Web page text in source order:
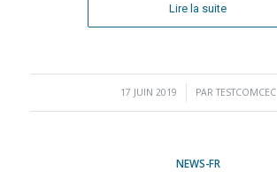
Lire la suite
17 JUIN 2019
/ PARTESTCOMCEC
NEWS-FR